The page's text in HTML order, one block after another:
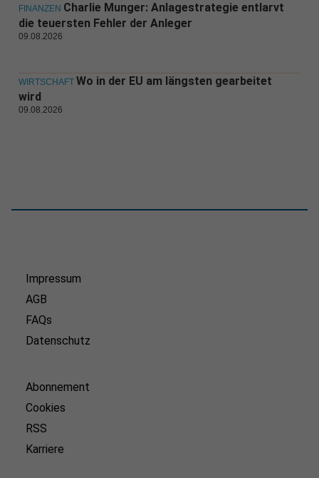
FINANZEN Charlie Munger: Anlagestrategie entlarvt
die teuersten Fehler der Anleger
09.08.2026
WIRTSCHAFT Wo in der EU am längsten gearbeitet
wird
09.08.2026
Impressum
AGB
FAQs
Datenschutz
Abonnement
Cookies
RSS
Karriere